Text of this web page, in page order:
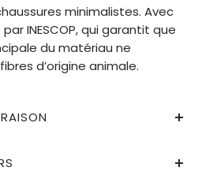
minimalistes. Avec
INESCOP, qui garantit que
du matériau ne
d’origine animale.